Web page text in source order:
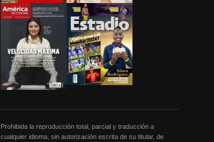
Prohibida la reproducción total, parcial y traducción a
cualquier idioma, sin autorización escrita de su titular, de